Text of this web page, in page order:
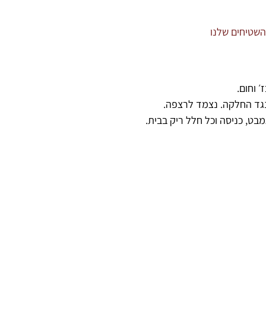
השטיחים שלנו
וחום.
נגד החלקה. נצמד לרצפה.
כניסה וכל חלל ריק בבית.